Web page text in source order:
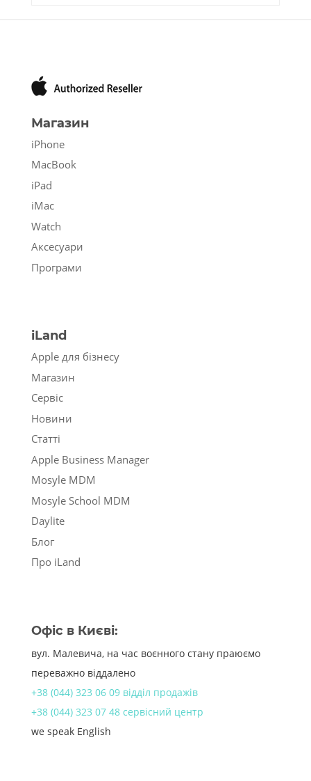
Магазин
iPhone
MacBook
iPad
iMac
Watch
Аксесуари
Програми
iLand
Apple для бізнесу
Магазин
Сервіс
Новини
Статті
Apple Business Manager
Mosyle MDM
Mosyle School MDM
Daylite
Блог
Про iLand
Офіс в Києві:
вул. Малевича, на час воєнного стану праюємо
переважно віддалено
+38 (044) 323 06 09 відділ продажів
+38 (044) 323 07 48 сервісний центр
we speak English